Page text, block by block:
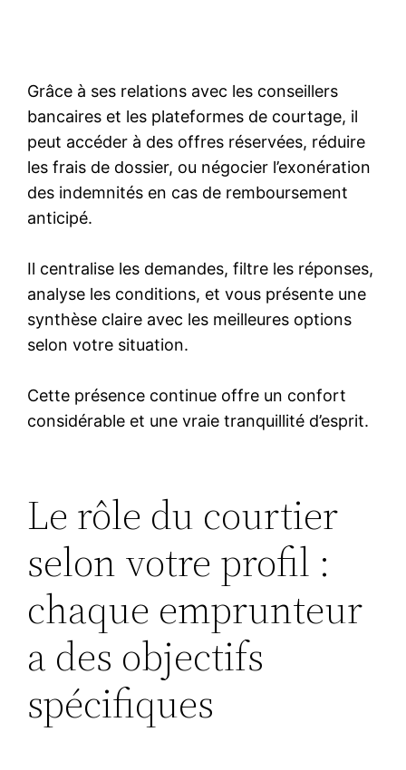
Grâce à ses relations avec les conseillers
bancaires et les plateformes de courtage, il
peut accéder à des offres réservées, réduire
les frais de dossier, ou négocier l’exonération
des indemnités en cas de remboursement
anticipé.
Il centralise les demandes, filtre les réponses,
analyse les conditions, et vous présente une
synthèse claire avec les meilleures options
selon votre situation.
Cette présence continue offre un confort
considérable et une vraie tranquillité d’esprit.
Le rôle du courtier
selon votre profil :
chaque emprunteur
a des objectifs
spécifiques